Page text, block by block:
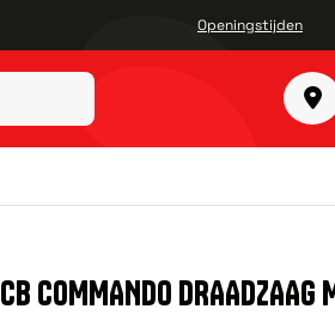
Openingstijden
COMMANDO DRAADZAAG